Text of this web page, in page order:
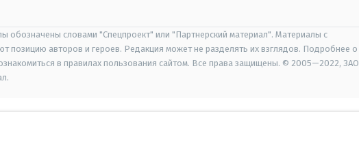
обозначены словами "Спецпроект" или "Партнерский материал". Материалы с
позицию авторов и героев. Редакция может не разделять их взглядов. Подробнее о
в правилах пользования сайтом. Все права защищены. © 2005—2022, ЗАО